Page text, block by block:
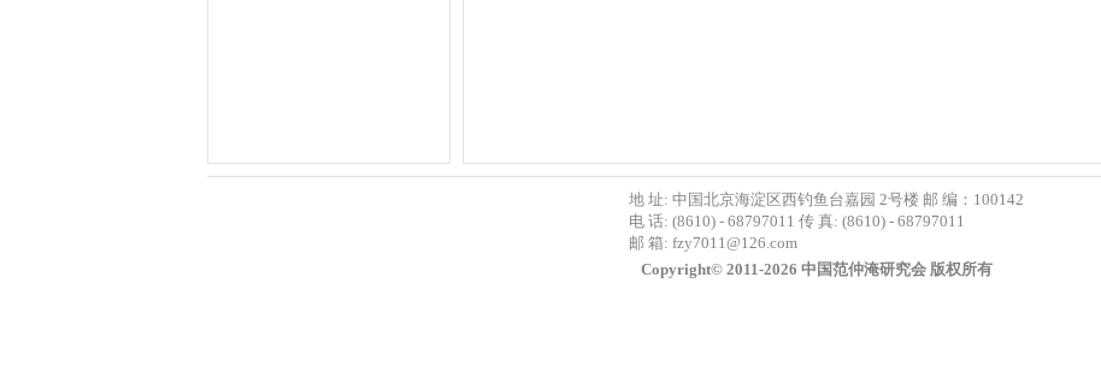
地 址: 中国北京海淀区西钓鱼台嘉园 2号楼 邮 编：100142
电 话: (8610) - 68797011 传 真: (8610) - 68797011
邮 箱: fzy7011@126.com
Copyright© 2011-2026 中国范仲淹研究会 版权所有